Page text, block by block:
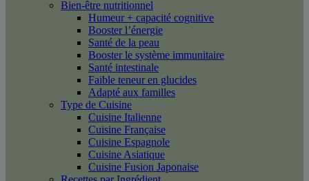
Bien-être nutritionnel
Humeur + capacité cognitive
Booster l’énergie
Santé de la peau
Booster le système immunitaire
Santé intestinale
Faible teneur en glucides
Adapté aux familles
Type de Cuisine
Cuisine Italienne
Cuisine Française
Cuisine Espagnole
Cuisine Asiatique
Cuisine Fusion Japonaise